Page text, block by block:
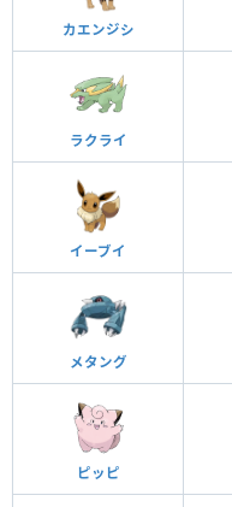
カエンジシ
ラクライ
イーブイ
メタング
ピッピ